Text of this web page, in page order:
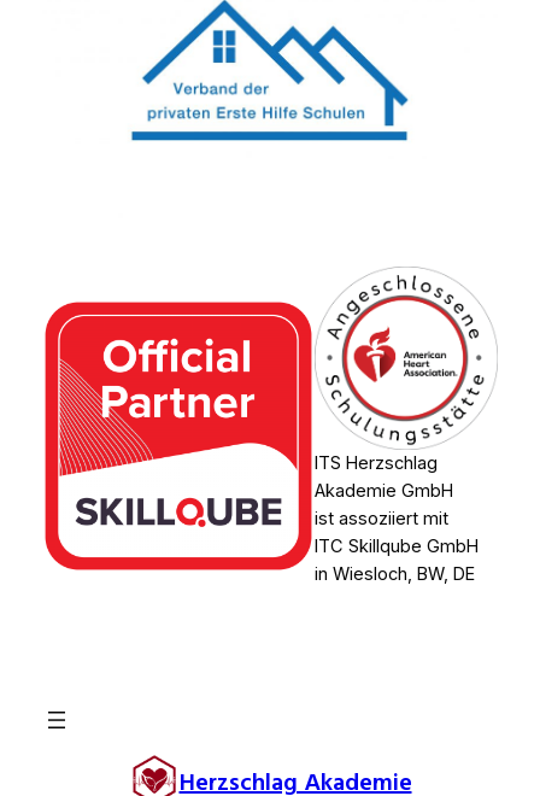
ITS Herzschlag
Akademie GmbH
ist assoziiert mit
ITC Skillqube GmbH
in Wiesloch, BW, DE
Herzschlag Akademie